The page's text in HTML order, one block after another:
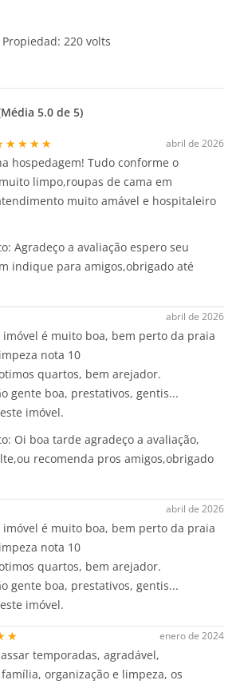
220 volts
5.0 de 5)
abril de 2026
hospedagem! Tudo conforme o
limpo,roupas de cama em
muito amável e hospitaleiro
Agradeço a avaliação espero seu
indique para amigos,obrigado até
abril de 2026
imóvel é muito boa, bem perto da praia
nota 10
quartos, bem arejador.
gente boa, prestativos, gentis...
imóvel.
Oi boa tarde agradeço a avaliação,
recomenda pros amigos,obrigado
abril de 2026
imóvel é muito boa, bem perto da praia
nota 10
quartos, bem arejador.
gente boa, prestativos, gentis...
imóvel.
enero de 2024
temporadas, agradável,
organização e limpeza, os